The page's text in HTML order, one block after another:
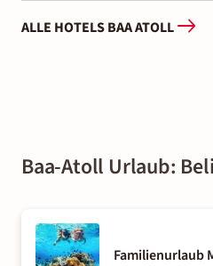
ALLE HOTELS BAA ATOLL
Baa-Atoll Urlaub:
Familienurlaub